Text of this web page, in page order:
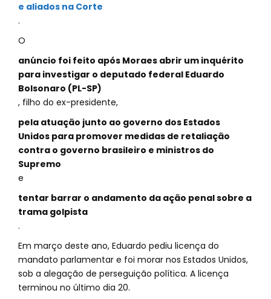
e aliados na Corte
.
O
anúncio foi feito após Moraes abrir um inquérito
para investigar o deputado federal Eduardo
Bolsonaro (PL-SP)
, filho do ex-presidente,
pela atuação junto ao governo dos Estados
Unidos para promover medidas de retaliação
contra o governo brasileiro e ministros do
Supremo
e
tentar barrar o andamento da ação penal sobre a
trama golpista
.
Em março deste ano, Eduardo pediu licença do
mandato parlamentar e foi morar nos Estados Unidos,
sob a alegação de perseguição política. A licença
terminou no último dia 20.